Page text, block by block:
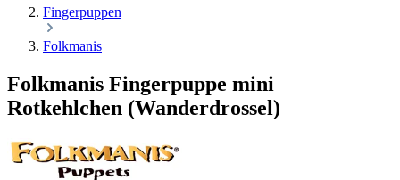
Fingerpuppen
Folkmanis
Folkmanis Fingerpuppe mini
Rotkehlchen (Wanderdrossel)